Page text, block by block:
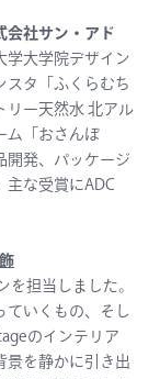
社サン・アド
学大学院デザイン
スタ「ふくらむち
リー天然水 北アル
ム「おさんぽ
開発、パッケージ
主な受賞にADC
を担当しました。
ていくもの、そし
のインテリア
景を静かに引き出